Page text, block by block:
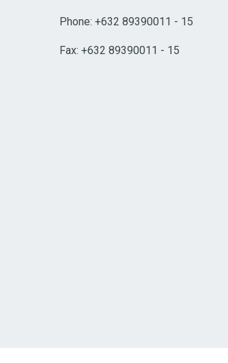
Phone: +632 89390011 - 15
Fax: +632 89390011 - 15